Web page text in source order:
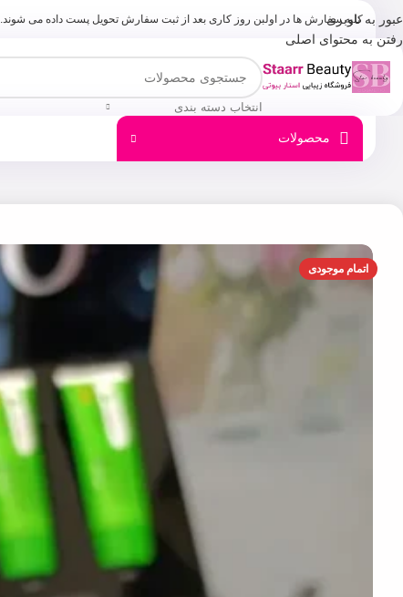
عبور به ناوبری
رفتن به محتوای اصلی
کلیه سفارش ها در اولبن روز کاری بعد از ثبت سفارش تحویل پست داده می شوند.
انتخاب دسته بندی
محصولات
اتمام موجودی